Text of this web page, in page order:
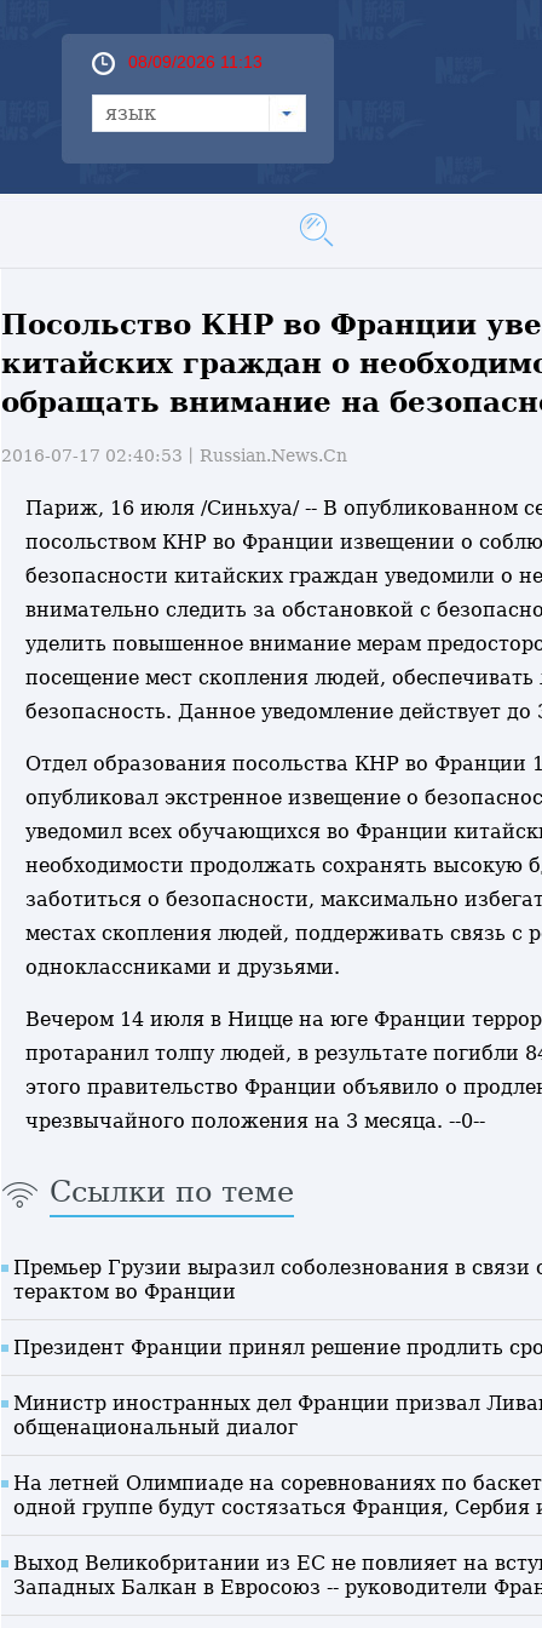
08/09/2026 11:13
язык
Посольство КНР во Франции
китайских граждан о
обращать внимание на
2016-07-17 02:40:53丨 Russian.News.Cn
Париж, 16 июля /Синьхуа/ -- В опубликованном
посольством КНР во Франции извещении о
безопасности китайских граждан уведомили о
внимательно следить за обстановкой с
уделить повышенное внимание мерам
посещение мест скопления людей,
безопасность. Данное уведомление действует до
Отдел образования посольства КНР во Франции
опубликовал экстренное извещение о
уведомил всех обучающихся во Франции
необходимости продолжать сохранять высокую
заботиться о безопасности, максимально
местах скопления людей, поддерживать связь с
одноклассниками и друзьями.
Вечером 14 июля в Ницце на юге Франции
протаранил толпу людей, в результате погибли
этого правительство Франции объявило о
чрезвычайного положения на 3 месяца. --0--
Ссылки по теме
Премьер Грузии выразил соболезнования в
терактом во Франции
Президент Франции принял решение продлить
Министр иностранных дел Франции призвал
общенациональный диалог
На летней Олимпиаде на соревнованиях по
одной группе будут состязаться Франция, Сербия
Выход Великобритании из ЕС не повлияет на
Западных Балкан в Евросоюз -- руководители